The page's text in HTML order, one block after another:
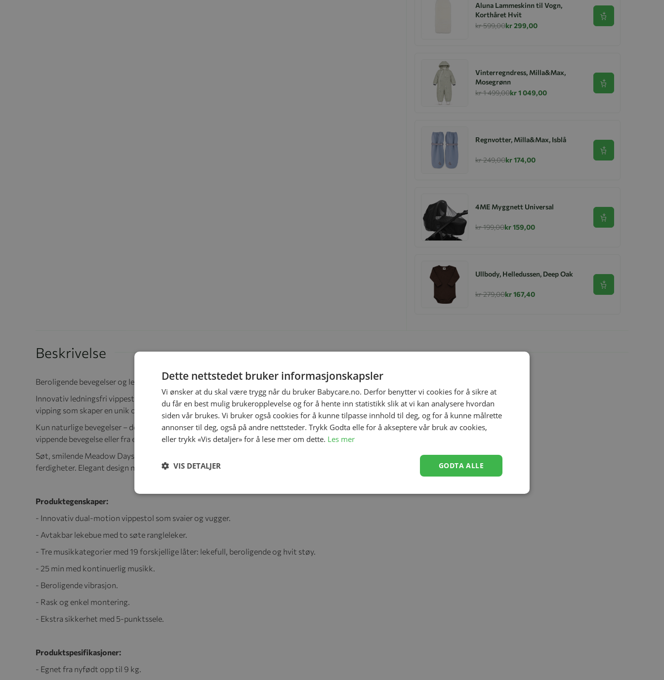
Aluna Lammeskinn til Vogn,
Korthåret Hvit
kr 599,00kr 299,00
Se produkt
Vinterregndress, Milla&Max,
Mosegrønn
kr 1 499,00kr 1 049,00
Se produkt
Regnvotter, Milla&Max, Isblå
kr 249,00kr 174,00
Se produkt
4ME Myggnett Universal
kr 199,00kr 159,00
Se produkt
Ullbody, Helledussen, Deep Oak
kr 279,00kr 167,40
Se produkt
Beskrivelse
Beroligende bevegelser og lekende vipping inspirert av naturen.
Innovativ ledningsfri vippestol som tilbyr den perfekte kombinasjonen av beroligende svai og underholdende
vipping som skaper en unik opplevelse som omslutter babyen i et naturlig miljø.
Kun naturlige bevegelser – den homogene, kontinuerlige bevegelsen blir skapt enten av babyens naturlige
vippende bevegelse eller fra en foreldres hånd som svaier eller vipper stolen.
Søt, smilende Meadow Days karakter vil underholde babyen og oppmuntrer de små til å øve sin finmotoriske
ferdigheter. Elegant design med et mykt polstret sete som er lett å vaske og rask å montere.
Produktegenskaper:
- Innovativ dual-motion vippestol som svaier og vugger.
- Avtakbar lekebue med to søte rangleleker.
- Tre musikkategorier med 19 forskjellige låter: lekefull, beroligende og hvit støy.
- 25 min med kontinuerlig musikk.
- Beroligende vibrasjon.
- Rask og enkel montering.
- Ekstra sikkerhet med 5-punktssele.
Produktspesifikasjoner:
- Egnet fra nyfødt opp til 9 kg.
Dette nettstedet bruker informasjonskapsler
Vi ønsker at du skal være trygg når du bruker Babycare.no. Derfor benytter vi cookies for å sikre at
du får en best mulig brukeropplevelse og for å hente inn statistikk slik at vi kan analysere hvordan
siden vår brukes. Vi bruker også cookies for å kunne tilpasse innhold til deg, og for å kunne målrette
annonser til deg, også på andre nettsteder. Trykk Godta elle for å akseptere vår bruk av cookies,
eller trykk «Vis detaljer» for å lese mer om dette. Les mer
GODTA ALLE
VIS DETALJER